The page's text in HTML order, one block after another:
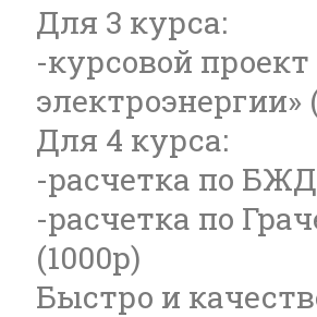
Для 3 курса:
-курсовой
электроэнергии»
Для 4 курса:
-расчетка по
-расчетка по
(1000р)
Быстро и